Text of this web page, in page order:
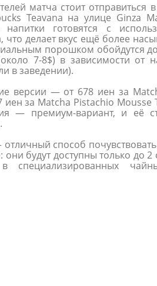
матча стоит отправиться
Teavana на улице Ginza
готовятся с
что делает вкус ещё более
порошком обойдутся
7-8$) в зависимости от
в заведении).
версии — от 678 иен за
иен за Matcha Pistachio Mousse
— премиум-вариант, и её
способ
будут доступны только до 2
специализированных